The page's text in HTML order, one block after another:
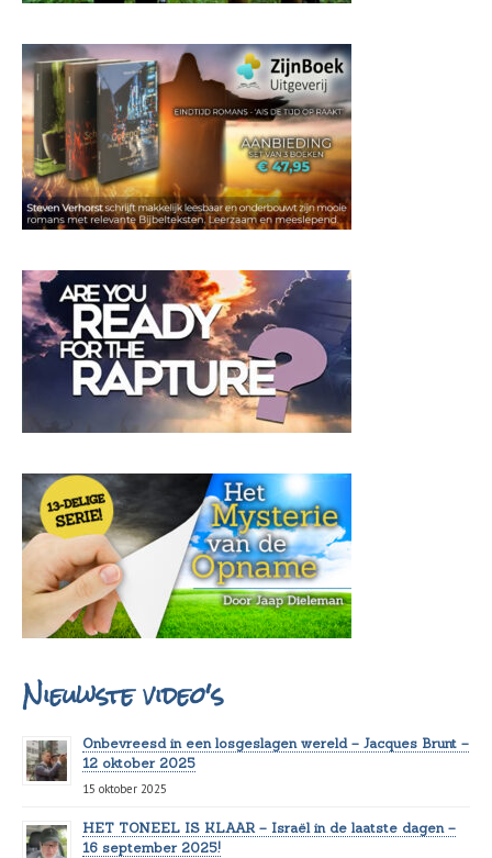
Nieuwste video's
Onbevreesd in een losgeslagen wereld – Jacques Brunt –
12 oktober 2025
15 oktober 2025
HET TONEEL IS KLAAR – Israël in de laatste dagen –
16 september 2025!